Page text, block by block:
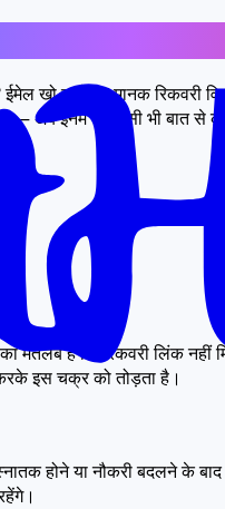
खो जाने पर मानक रिकवरी
— अब इनमें से किसी भी बात से
है कि रिकवरी लिंक नहीं
इस चक्र को तोड़ता है।
स्नातक होने या नौकरी